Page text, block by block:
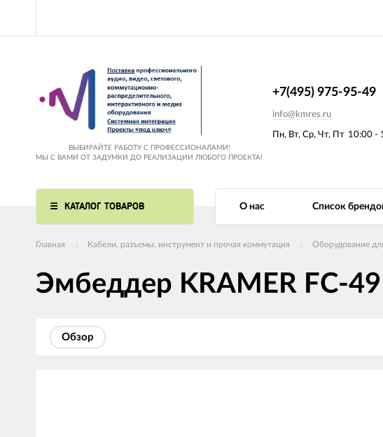
ВЫБИРАЙТЕ РАБОТУ С ПРОФЕССИОНАЛАМИ!
МЫ С ВАМИ ОТ ЗАДУМКИ ДО РЕАЛИЗАЦИИ ЛЮБОГО ПРОЕКТА!
Пн, Вт, Ср, Чт, Пт 10:00 -
+7(495) 975-95-49
info@kmres.ru
КАТАЛОГ ТОВАРОВ О нас Список
Главная Кабели, разъемы, инструмент и прочая коммутация Оборудование
Эмбеддер KRAMER FC-49
Обзор